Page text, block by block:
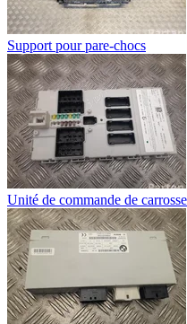
Support pour pare-chocs
Unité de commande de